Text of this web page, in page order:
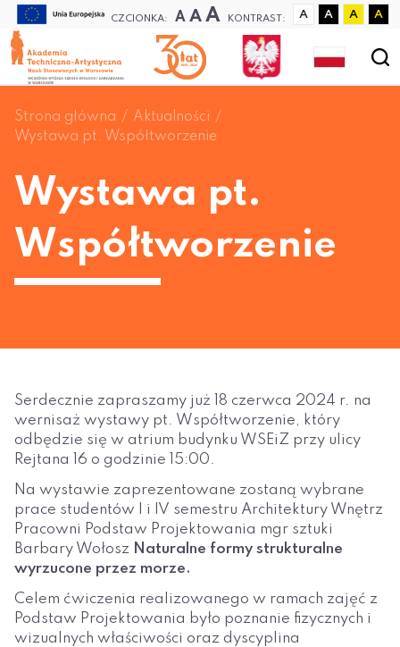
CZCIONKA: A A A KONTRAST: A A A A
Strona główna
Aktualności
Wystawa pt. Współtworzenie
Wystawa pt.
Współtworzenie
Serdecznie zapraszamy już 18 czerwca 2024 r. na
wernisaż wystawy pt. Współtworzenie, który
odbędzie się w atrium budynku WSEiZ przy ulicy
Rejtana 16 o godzinie 15:00.
Na wystawie zaprezentowane zostaną wybrane
prace studentów I i IV semestru Architektury Wnętrz
Pracowni Podstaw Projektowania mgr sztuki
Barbary Wołosz Naturalne formy strukturalne
wyrzucone przez morze.
Celem ćwiczenia realizowanego w ramach zajęć z
Podstaw Projektowania było poznanie fizycznych i
wizualnych właściwości oraz dyscyplina